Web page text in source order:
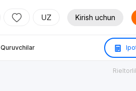
UZ Kirish uchun
Quruvchilar